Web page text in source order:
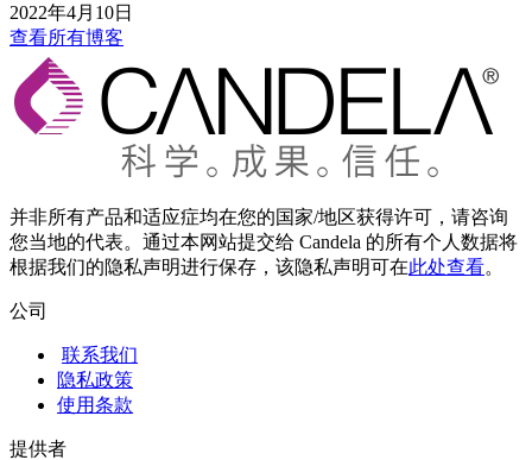
2022年4月10日
查看所有博客
并非所有产品和适应症均在您的国家/地区获得许可，请咨询
您当地的代表。通过本网站提交给 Candela 的所有个人数据将
根据我们的隐私声明进行保存，该隐私声明可在此处查看。
公司
联系我们
隐私政策
使用条款
提供者